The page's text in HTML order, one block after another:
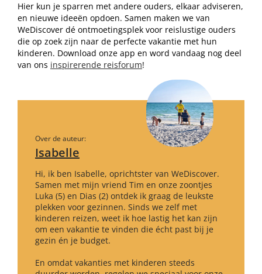
Hier kun je sparren met andere ouders, elkaar adviseren,
en nieuwe ideeën opdoen. Samen maken we van
WeDiscover dé ontmoetingsplek voor reislustige ouders
die op zoek zijn naar de perfecte vakantie met hun
kinderen. Download onze app en word vandaag nog deel
van ons inspirerende reisforum!
Over de auteur:
Isabelle
Hi, ik ben Isabelle, oprichtster van WeDiscover.
Samen met mijn vriend Tim en onze zoontjes
Luka (5) en Dias (2) ontdek ik graag de leukste
plekken voor gezinnen. Sinds we zelf met
kinderen reizen, weet ik hoe lastig het kan zijn
om een vakantie te vinden die écht past bij je
gezin én je budget.
En omdat vakanties met kinderen steeds